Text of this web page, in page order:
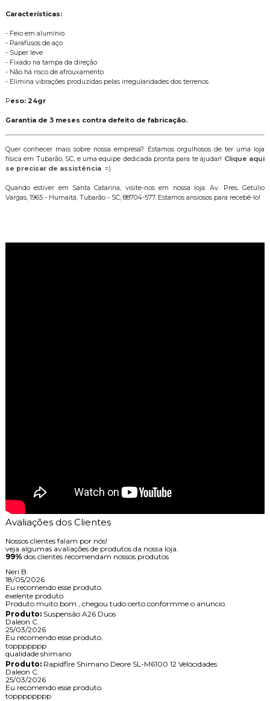
Características:
- Feio em alumínio
- Parafusos de aço
- Super leve
- Fixado na tampa da direção
- Não há risco de afrouxamento
- Elimina vibrações produzidas pelas irregularidades dos terrenos
Peso: 24gr
Garantia de 3 meses contra defeito de fabricação.
Quer conhecer mais sobre nossa empresa? Estamos orgulhosos de ter uma loja
física em Tubarão, SC, e uma equipe dedicada pronta para te ajudar! Clique aqui
se precisar de assistência =)
Quando estiver em Santa Catarina, visite-nos em nossa loja: Av. Pres. Getúlio
Vargas, 1965 - Humaitá, Tubarão - SC, 88704-577. Estamos ansiosos para recebê-lo!
Avaliações dos Clientes
Nossos clientes falam por nós!
veja algumas avaliações de produtos da nossa loja.
99% dos clientes recomendam nossos produtos
Neri B.
18/05/2026
Eu recomendo esse produto.
exelente produto
Produto muito bom , chegou tudo certo conformme o anuncio.
Produto:Suspensão A26 Duos
Daleon C.
25/03/2026
Eu recomendo esse produto.
toppppppp
qualidade shimano
Produto:Rapidfire Shimano Deore SL-M6100 12 Velocidades
Daleon C.
25/03/2026
Eu recomendo esse produto.
topppppppp